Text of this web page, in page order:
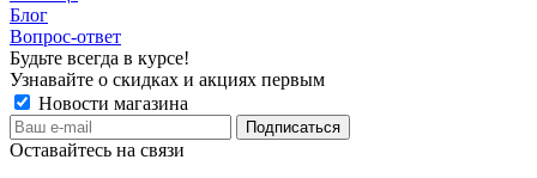
Блог
Вопрос-ответ
Будьте всегда в курсе!
Узнавайте о скидках и акциях первым
Новости магазина
Оставайтесь на связи